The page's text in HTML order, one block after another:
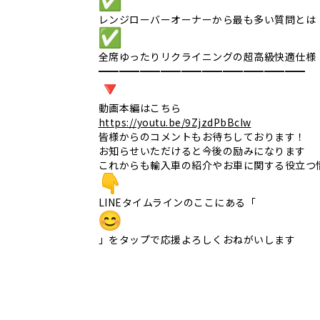
レンジローバーオーナーから最も多い質問とは
全席ゆったりリクライニングの超高級快適仕様
━━━━━━━━━━━━━━━━━━━━
動画本編はこちら
https://youtu.be/9ZjzdPbBcIw
皆様からのコメントもお待ちしております！
お知らせいただけると今後の励みになります
これからも輸入車の紹介やお車に関する役立つ
LINEタイムラインのここにある「
」 をタップで応援よろしくおねがいします